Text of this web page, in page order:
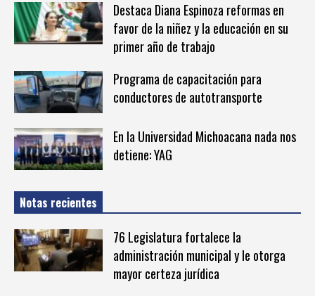
Destaca Diana Espinoza reformas en
favor de la niñez y la educación en su
primer año de trabajo
Programa de capacitación para
conductores de autotransporte
En la Universidad Michoacana nada nos
detiene: YAG
Notas recientes
76 Legislatura fortalece la
administración municipal y le otorga
mayor certeza jurídica